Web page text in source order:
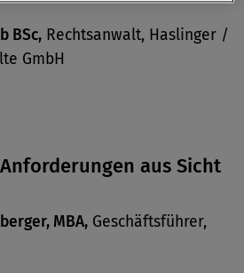
BSc, Rechtsanwalt, Haslinger /
GmbH
Anforderungen aus Sicht
MBA, Geschäftsführer,